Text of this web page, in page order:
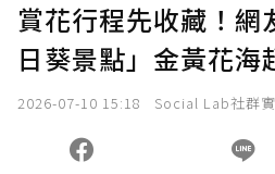
賞花行程先收藏！網
日葵景點」金黃花海
2026-07-10 15:18 Social Lab社群